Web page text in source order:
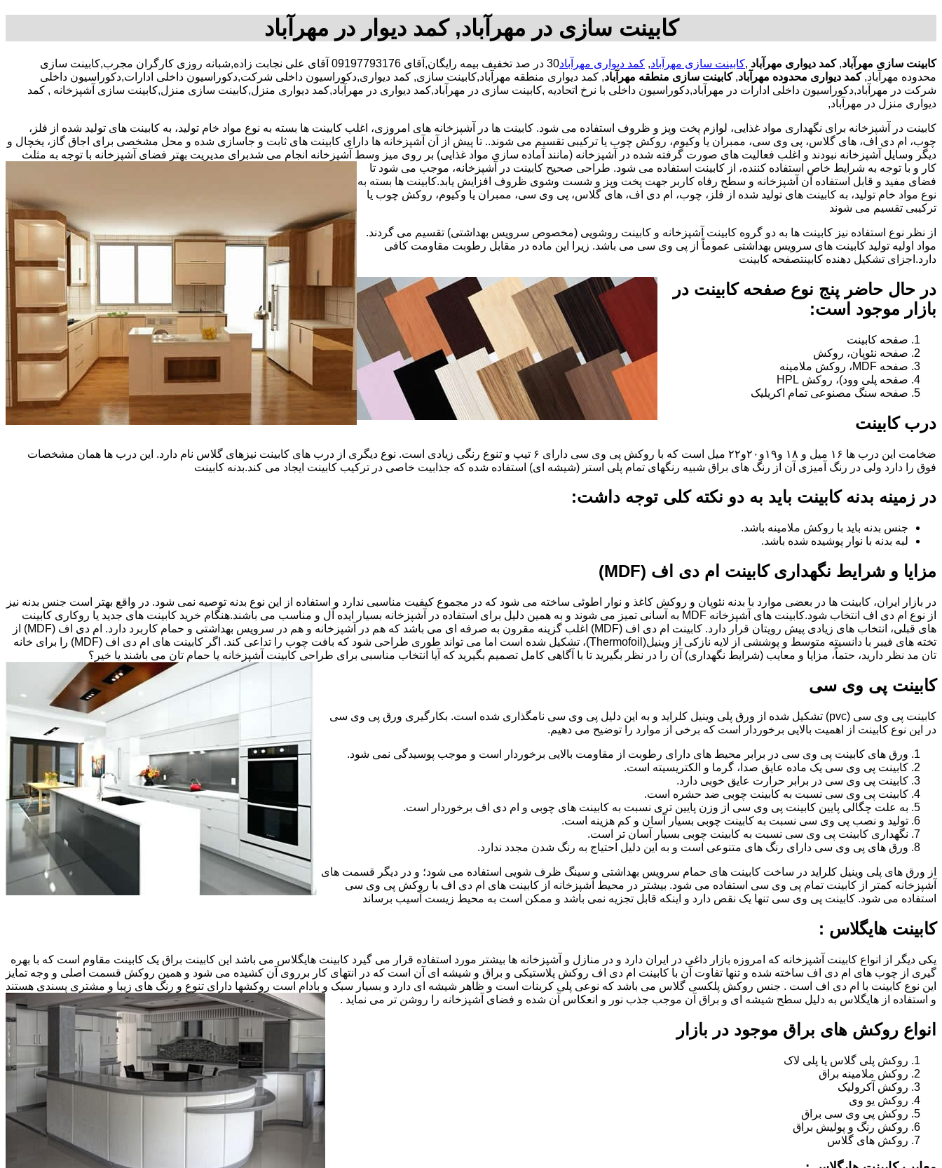
کابینت سازی در مهرآباد, کمد دیوار در مهرآباد
کابینت سازی مهرآباد,کمد دیواری مهرآباد ,کابینت سازی مهرآباد, کمد دیواری مهرآباد
30 در صد تخفیف بیمه رایگان,آقای 09197793176 آقای علی نجابت زاده,شبانه روزی کارگران مجرب,کابینت سازی
محدوده مهرآباد,کمد دیواری محدوده مهرآباد, کابینت سازی منطقه مهرآباد, کمد دیواری منطقه مهرآباد,کابینت سازی, کمد دیواری,دکوراسیون داخلی شرکت,دکوراسیون داخلی ادارات,دکوراسیون داخلی
شرکت در مهرآباد,دکوراسیون داخلی ادارات در مهرآباد,دکوراسیون داخلی با نرخ اتحادیه ,کابینت سازی در مهرآباد,کمد دیواری در مهرآباد,کمد دیواری منزل,کابینت سازی منزل,کابینت سازی آشپزخانه , کمد
دیواری منزل در مهرآباد,
کابینت در آشپزخانه برای نگهداری مواد غذایی، لوازم پخت وپز و ظروف استفاده می شود. کابینت ها در آشپزخانه های امروزی، اغلب کابینت ها بسته به نوع مواد خام تولید، به کابینت های تولید شده از فلز،
چوب، ام دی اف، های گلاس، پی وی سی، ممبران یا وکیوم، روکش چوب یا ترکیبی تقسیم می شوند.. تا پیش از آن آشپزخانه ها دارای کابینت های ثابت و جاسازی شده و محل مشخصی برای اجاق گاز، یخچال و
دیگر وسایل آشپزخانه نبودند و اغلب فعالیت های صورت گرفته شده در آشپزخانه (مانند آماده سازی مواد غذایی) بر روی میز وسط آشپزخانه انجام می شدبرای مدیریت بهتر فضای آشپزخانه با توجه به مثلث
کار و با توجه به شرایط خاص استفاده کننده، از کابینت استفاده می شود. طراحی صحیح کابینت در آشپزخانه، موجب می شود تا
فضای مفید و قابل استفاده آن آشپزخانه و سطح رفاه کاربر جهت پخت وپز و شست وشوی ظروف افزایش یابد.کابینت ها بسته به
نوع مواد خام تولید، به کابینت های تولید شده از فلز، چوب، ام دی اف، های گلاس، پی وی سی، ممبران یا وکیوم، روکش چوب یا
ترکیبی تقسیم می شوند
از نظر نوع استفاده نیز کابینت ها به دو گروه کابینت آشپزخانه و کابینت روشویی (مخصوص سرویس بهداشتی) تقسیم می گردند.
مواد اولیه تولید کابینت های سرویس بهداشتی عموماً از پی وی سی می باشد. زیرا این ماده در مقابل رطوبت مقاومت کافی
دارد.اجزای تشکیل دهنده کابینتصفحه کابینت
در حال حاضر پنج نوع صفحه کابینت در
بازار موجود است:
صفحه کابینت
صفحه نئوپان، روکش
صفحه MDF، روکش ملامینه
صفحه پلی وود)، روکش HPL
صفحه سنگ مصنوعی تمام اکریلیک
درب کابینت
ضخامت این درب ها ۱۶ میل و ۱۸ و١٩و٢٠و٢٢ میل است که با روکش پی وی سی دارای ۶ تیپ و تنوع رنگی زیادی است. نوع دیگری از درب های کابینت نیزهای گلاس نام دارد. این درب ها همان مشخصات
فوق را دارد ولی در رنگ آمیزی آن از رنگ های براق شبیه رنگهای تمام پلی استر (شیشه ای) استفاده شده که جذابیت خاصی در ترکیب کابینت ایجاد می کند.بدنه کابینت
در زمینه بدنه کابینت باید به دو نکته کلی توجه داشت:
جنس بدنه باید با روکش ملامینه باشد.
لبه بدنه با نوار پوشیده شده باشد.
مزایا و شرایط نگهداری کابینت ام دی اف (MDF)
در بازار ایران، کابینت ها در بعضی موارد با بدنه نئوپان و روکش کاغذ و نوار اطوئی ساخته می شود که در مجموع کیفیت مناسبی ندارد و استفاده از این نوع بدنه توصیه نمی شود. در واقع بهتر است جنس بدنه نیز
از نوع ام دی اف انتخاب شود.کابینت های آشپزخانه MDF به آسانی تمیز می شوند و به همین دلیل برای استفاده در آشپزخانه بسیار ایده آل و مناسب می باشند.هنگام خرید کابینت های جدید یا روکاری کابینت
های قبلی، انتخاب های زیادی پیش رویتان قرار دارد. کابینت ام دی اف (MDF) اغلب گزینه مقرون به صرفه ای می باشد که هم در آشپزخانه و هم در سرویس بهداشتی و حمام کاربرد دارد. ام دی اف (MDF) از
تخته های فیبر با دانسیته متوسط و پوششی از لایه نازکی از وینیل(Thermofoil)، تشکیل شده است اما می تواند طوری طراحی شود که بافت چوب را تداعی کند. اگر کابینت های ام دی اف (MDF) را برای خانه
تان مد نظر دارید، حتماً، مزایا و معایب (شرایط نگهداری) آن را در نظر بگیرید تا با آگاهی کامل تصمیم بگیرید که آیا انتخاب مناسبی برای طراحی کابینت آشپزخانه یا حمام تان می باشند یا خیر؟
کابینت پی وی سی
کابینت پی وی سی (pvc) تشکیل شده از ورق پلی وینیل کلراید و به این دلیل پی وی سی نامگذاری شده است. بکارگیری ورق پی وی سی
در این نوع کابینت از اهمیت بالایی برخوردار است که برخی از موارد را توضیح می دهیم.
ورق های کابینت پی وی سی در برابر محیط های دارای رطوبت از مقاومت بالایی برخوردار است و موجب پوسیدگی نمی شود.
کابینت پی وی سی یک ماده عایق صدا، گرما و الکتریسیته است.
کابینت پی وی سی در برابر حرارت عایق خوبی دارد.
کابینت پی وی سی نسبت به کابینت چوبی ضد حشره است.
به علت چگالی پایین کابینت پی وی سی از وزن پایین تری نسبت به کابینت های چوبی و ام دی اف برخوردار است.
تولید و نصب پی وی سی نسبت به کابینت چوبی بسیار آسان و کم هزینه است.
نگهداری کابینت پی وی سی نسبت به کابینت چوبی بسیار آسان تر است.
ورق های پی وی سی دارای رنگ های متنوعی است و به این دلیل احتیاج به رنگ شدن مجدد ندارد.
از ورق های پلی وینیل کلراید در ساخت کابینت های حمام سرویس بهداشتی و سینگ ظرف شویی استفاده می شود؛ و در دیگر قسمت های
آشپزخانه کمتر از کابینت تمام پی وی سی استفاده می شود. بیشتر در محیط آشپزخانه از کابینت های ام دی اف با روکش پی وی سی
استفاده می شود. کابینت پی وی سی تنها یک نقص دارد و اینکه قابل تجزیه نمی باشد و ممکن است به محیط زیست آسیب برساند
کابینت هایگلاس :
یکی دیگر از انواع کابینت آشپزخانه که امروزه بازار داغی در ایران دارد و در منازل و آشپزخانه ها بیشتر مورد استفاده قرار می گیرد کابینت هایگلاس می باشد این کابینت براق یک کابینت مقاوم است که با بهره
گیری از چوب های ام دی اف ساخته شده و تنها تفاوت آن با کابینت ام دی اف روکش پلاستیکی و براق و شیشه ای آن است که در انتهای کار برروی آن کشیده می شود و همین روکش قسمت اصلی و وجه تمایز
این نوع کابینت با ام دی اف است . جنس روکش پلکسی گلاس می باشد که نوعی پلی کربنات است و ظاهر شیشه ای دارد و بسیار سبک و بادام است روکشها دارای تنوع و رنگ های زیبا و مشتری پسندی هستند
و استفاده از هایگلاس به دلیل سطح شیشه ای و براق آن موجب جذب نور و انعکاس آن شده و فضای آشپزخانه را روشن تر می نماید .
انواع روکش های براق موجود در بازار
روکش پلی گلاس یا پلی لاک
روکش ملامینه براق
روکش آکرولیک
روکش یو وی
روکش پی وی سی براق
روکش رنگ و پولیش براق
روکش های گلاس